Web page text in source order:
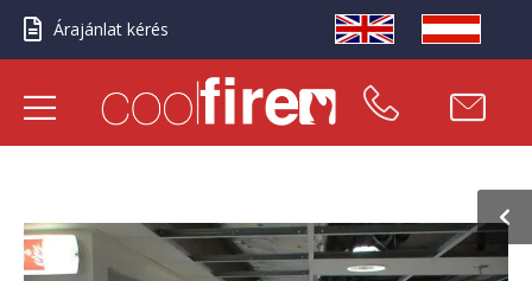
Árajánlat kérés